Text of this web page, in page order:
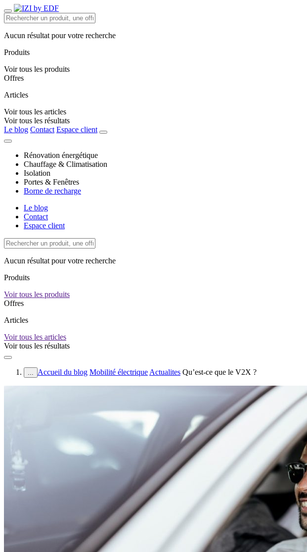
Aucun résultat pour votre recherche
Produits
Voir tous les produits
Offres
Articles
Voir tous les articles
Voir tous les résultats
Le blog Contact Espace client
Rénovation énergétique
Chauffage & Climatisation
Isolation
Portes & Fenêtres
Borne de recharge
Le blog
Contact
Espace client
Aucun résultat pour votre recherche
Produits
Voir tous les produits
Offres
Articles
Voir tous les articles
Voir tous les résultats
... Accueil du blog Mobilité électrique Actualites Qu’est-ce que le V2X ?